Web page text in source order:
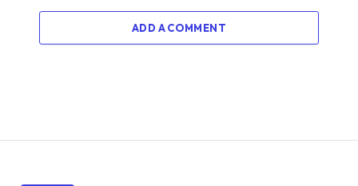
ADD A COMMENT